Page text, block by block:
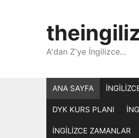
A'dan Z'ye İngilizce…
ANA SAYFA
DYK KURS PLANI
İNGİLİZCE ZAMANLAR